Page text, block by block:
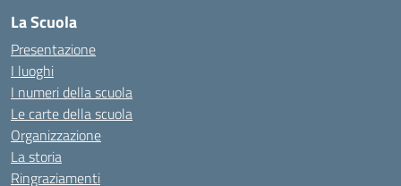
La Scuola
Presentazione
I luoghi
I numeri della scuola
Le carte della scuola
Organizzazione
La storia
Ringraziamenti